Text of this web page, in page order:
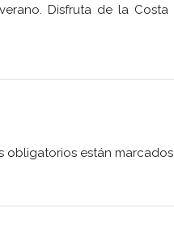
Disfruta de la Costa
obligatorios están